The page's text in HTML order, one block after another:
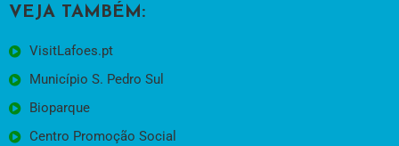
VEJA TAMBÉM:
VisitLafoes.pt
Município S. Pedro Sul
Bioparque
Centro Promoção Social